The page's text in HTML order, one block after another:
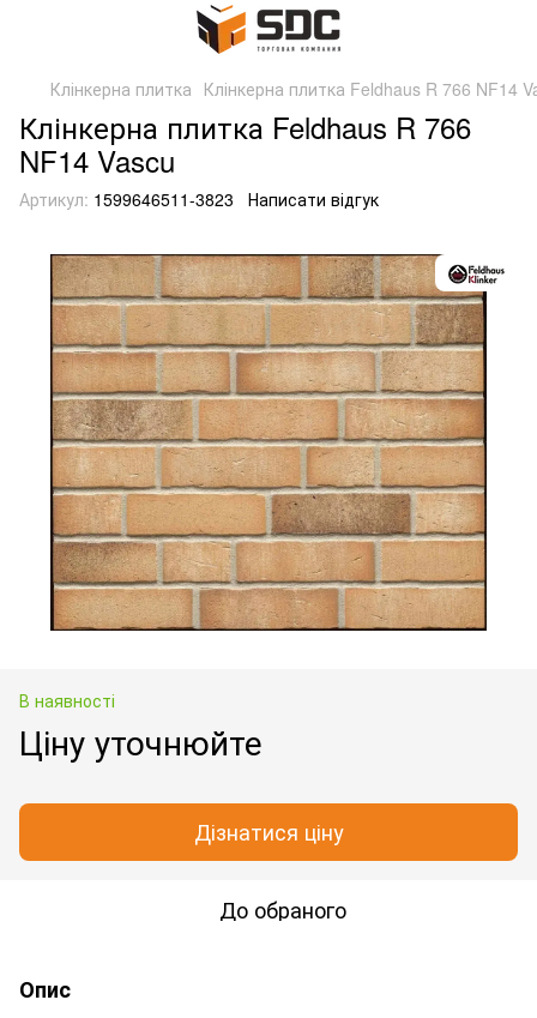
Клінкерна плитка Клінкерна плитка Feldhaus R 766 NF14
Клінкерна плитка Feldhaus R 766
NF14 Vascu
Артикул: 1599646511-3823 Написати відгук
В наявності
Ціну уточнюйте
Дізнатися ціну
До обраного
Опис